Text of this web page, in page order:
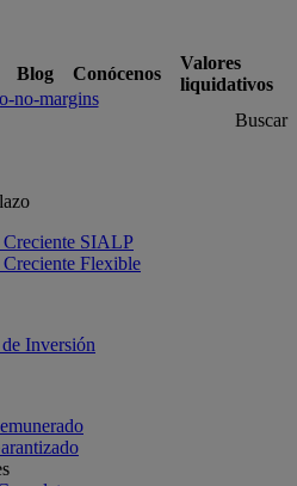
Blog Conócenos
Valores
liquidativos
Buscar
SIALP
Flexible
Inversión